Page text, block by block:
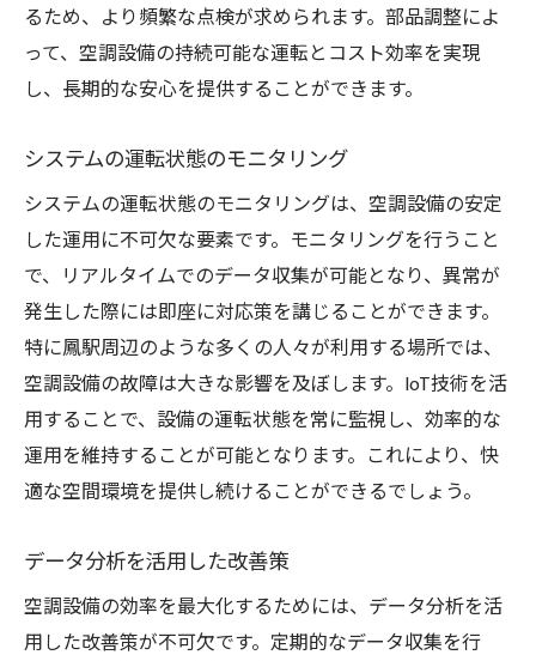
るため、より頻繁な点検が求められます。部品調整によ
って、空調設備の持続可能な運転とコスト効率を実現
し、長期的な安心を提供することができます。
システムの運転状態のモニタリング
システムの運転状態のモニタリングは、空調設備の安定
した運用に不可欠な要素です。モニタリングを行うこと
で、リアルタイムでのデータ収集が可能となり、異常が
発生した際には即座に対応策を講じることができます。
特に鳳駅周辺のような多くの人々が利用する場所では、
空調設備の故障は大きな影響を及ぼします。IoT技術を活
用することで、設備の運転状態を常に監視し、効率的な
運用を維持することが可能となります。これにより、快
適な空間環境を提供し続けることができるでしょう。
データ分析を活用した改善策
空調設備の効率を最大化するためには、データ分析を活
用した改善策が不可欠です。定期的なデータ収集を行